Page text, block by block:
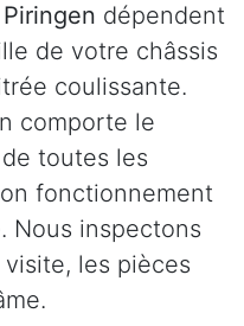
dépendent
de votre châssis
coulissante.
comporte le
toutes les
fonctionnement
Nous inspectons
les pièces